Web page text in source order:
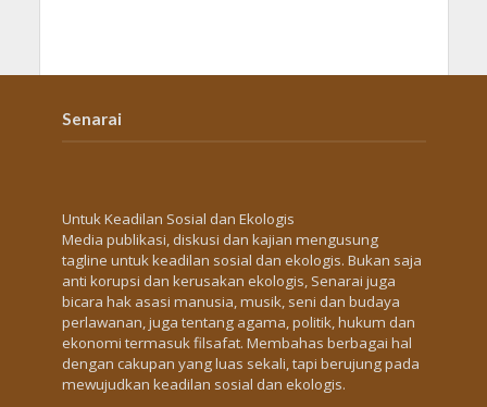
Senarai
Untuk Keadilan Sosial dan Ekologis
Media publikasi, diskusi dan kajian mengusung
tagline untuk keadilan sosial dan ekologis. Bukan saja
anti korupsi dan kerusakan ekologis, Senarai juga
bicara hak asasi manusia, musik, seni dan budaya
perlawanan, juga tentang agama, politik, hukum dan
ekonomi termasuk filsafat. Membahas berbagai hal
dengan cakupan yang luas sekali, tapi berujung pada
mewujudkan keadilan sosial dan ekologis.